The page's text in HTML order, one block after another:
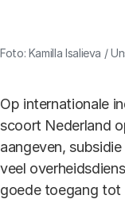
Foto: Kamilla Isalieva /
Op internationale
scoort Nederland
aangeven,
veel
goede toegang tot